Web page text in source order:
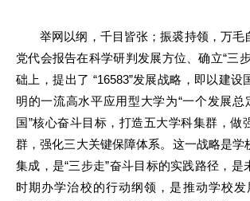
举网以纲，千目皆张；振裘持领，万毛
党代会报告在科学研判发展方位、确立“三
础上，提出了 “16583”发展战略，即以建设
明的一流高水平应用型大学为“一个发展总
国”核心奋斗目标，打造五大学科集群，做
群，强化三大关键保障体系。这一战略是学
集成，是“三步走”奋斗目标的实践路径，是
时期办学治校的行动纲领，是推动学校发